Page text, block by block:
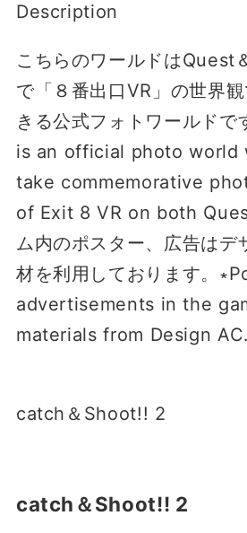
Description
こちらのワールドはQuest
で「８番出口VR」の世界
きる公式フォトワールド
is an official photo world
take commemorative
of Exit 8 VR on both
ム内のポスター、広告はデ
材を利用しております。
advertisements in the
materials from Design AC․
catch＆Shootǃǃ 2
catch＆Shootǃǃ 2